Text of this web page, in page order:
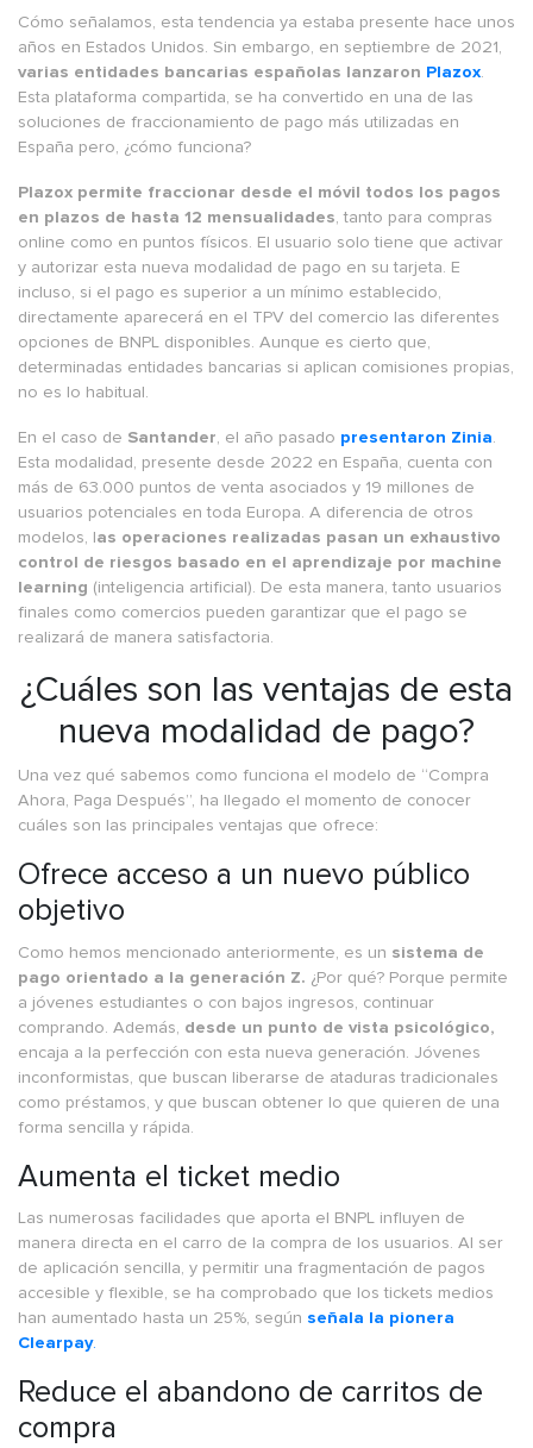
Cómo señalamos, esta tendencia ya estaba presente hace unos
años en Estados Unidos. Sin embargo, en septiembre de 2021,
varias entidades bancarias españolas lanzaron Plazox.
Esta plataforma compartida, se ha convertido en una de las
soluciones de fraccionamiento de pago más utilizadas en
España pero, ¿cómo funciona?
Plazox permite fraccionar desde el móvil todos los pagos
en plazos de hasta 12 mensualidades, tanto para compras
online como en puntos físicos. El usuario solo tiene que activar
y autorizar esta nueva modalidad de pago en su tarjeta. E
incluso, si el pago es superior a un mínimo establecido,
directamente aparecerá en el TPV del comercio las diferentes
opciones de BNPL disponibles. Aunque es cierto que,
determinadas entidades bancarias si aplican comisiones propias,
no es lo habitual.
En el caso de Santander, el año pasado presentaron Zinia.
Esta modalidad, presente desde 2022 en España, cuenta con
más de 63.000 puntos de venta asociados y 19 millones de
usuarios potenciales en toda Europa. A diferencia de otros
modelos, las operaciones realizadas pasan un exhaustivo
control de riesgos basado en el aprendizaje por machine
learning (inteligencia artificial). De esta manera, tanto usuarios
finales como comercios pueden garantizar que el pago se
realizará de manera satisfactoria.
¿Cuáles son las ventajas de esta
nueva modalidad de pago?
Una vez qué sabemos como funciona el modelo de “Compra
Ahora, Paga Después”, ha llegado el momento de conocer
cuáles son las principales ventajas que ofrece:
Ofrece acceso a un nuevo público
objetivo
Como hemos mencionado anteriormente, es un sistema de
pago orientado a la generación Z. ¿Por qué? Porque permite
a jóvenes estudiantes o con bajos ingresos, continuar
comprando. Además, desde un punto de vista psicológico,
encaja a la perfección con esta nueva generación. Jóvenes
inconformistas, que buscan liberarse de ataduras tradicionales
como préstamos, y que buscan obtener lo que quieren de una
forma sencilla y rápida.
Aumenta el ticket medio
Las numerosas facilidades que aporta el BNPL influyen de
manera directa en el carro de la compra de los usuarios. Al ser
de aplicación sencilla, y permitir una fragmentación de pagos
accesible y flexible, se ha comprobado que los tickets medios
han aumentado hasta un 25%, según señala la pionera
Clearpay.
Reduce el abandono de carritos de
compra